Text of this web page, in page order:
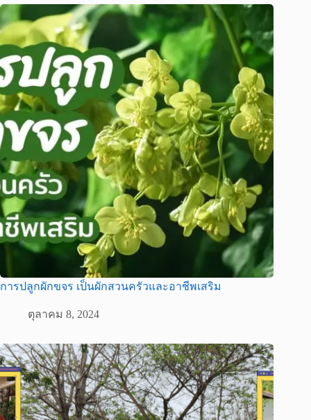
การปลูกผักขจร เป็นผักสวนครัวและอาชีพเสริม
ตุลาคม 8, 2024